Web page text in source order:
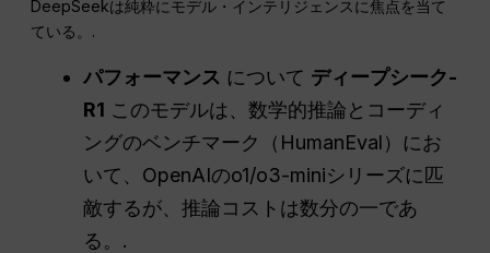
DeepSeekは純粋にモデル・インテリジェンスに焦点を当て
ている。.
パフォーマンス について ディープシーク-
R1 このモデルは、数学的推論とコーディ
ングのベンチマーク（HumanEval）にお
いて、OpenAIのo1/o3-miniシリーズに匹
敵するが、推論コストは数分の一であ
る。.